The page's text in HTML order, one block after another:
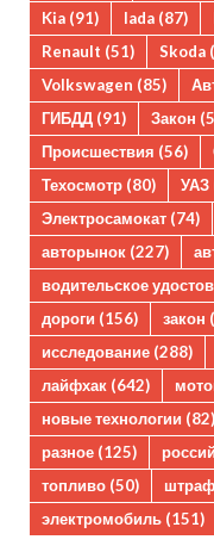
Kia (91) lada (87)
Renault (51) Skoda
Volkswagen (85)
ГИБДД (91) Закон
Происшествия (56)
Техосмотр (80) УАЗ
Электросамокат (74)
авторынок (227)
водительское
дороги (156) закон
исследование (288)
лайфхак (642)
новые технологии (82)
разное (125)
топливо (50) штраф
электромобиль (151)